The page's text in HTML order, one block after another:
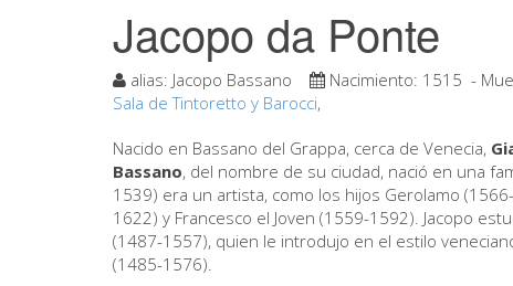
Jacopo da Ponte
alias: Jacopo Bassano Nacimiento: 1515 -
Sala de Tintoretto y Barocci,
Nacido en Bassano del Grappa, cerca de Venecia,
Bassano, del nombre de su ciudad, nació en una
1539) era un artista, como los hijos Gerolamo
1622) y Francesco el Joven (1559-1592). Jacopo
(1487-1557), quien le introdujo en el estilo
(1485-1576).